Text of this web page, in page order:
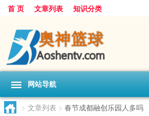
首 页 文章列表 知识分类
网站导航
> 文章列表 > 春节成都融创乐园人多吗